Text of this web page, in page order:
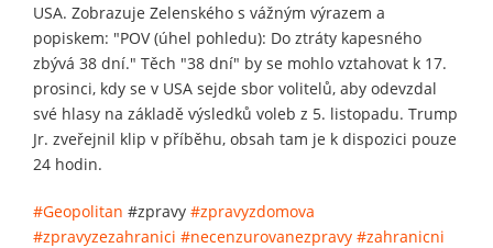
USA. Zobrazuje Zelenského s vážným výrazem a
popiskem: "POV (úhel pohledu): Do ztráty kapesného
zbývá 38 dní." Těch "38 dní" by se mohlo vztahovat k 17.
prosinci, kdy se v USA sejde sbor volitelů, aby odevzdal
své hlasy na základě výsledků voleb z 5. listopadu. Trump
Jr. zveřejnil klip v příběhu, obsah tam je k dispozici pouze
24 hodin.
#Geopolitan #zpravy #zpravyzdomova
#zpravyzezahranici #necenzurovanezpravy #zahranicni